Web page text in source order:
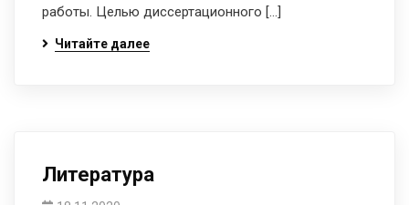
работы. Целью диссертационного […]
Читайте далее
Литература